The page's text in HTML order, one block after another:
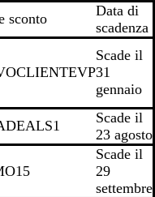
sconto
Data di
scadenza
Scade il
31
gennaio
Scade il
23 agosto
Scade il
29
settembre